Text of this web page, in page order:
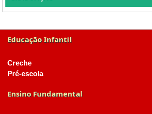
Educação Infantil
Creche
Pré-escola
Ensino Fundamental